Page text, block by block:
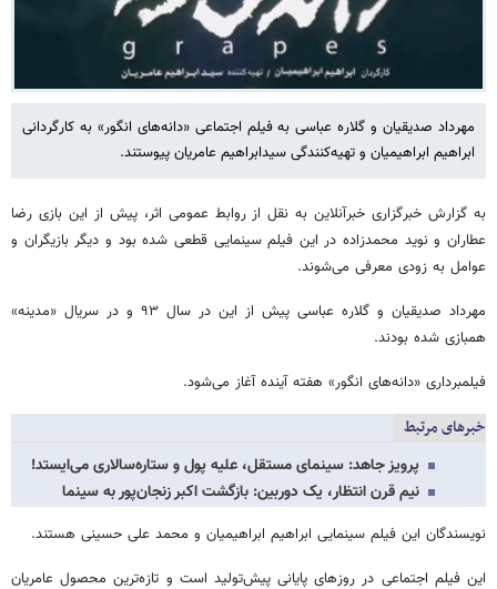
مهرداد صدیقیان و گلاره عباسی به فیلم اجتماعی «دانه‌های انگور» به کارگردانی
ابراهیم ابراهیمیان و تهیه‌کنندگی سیدابراهیم عامریان پیوستند.
به گزارش خبرگزاری خبرآنلاین به نقل از روابط‌ عمومی اثر، پیش از این بازی رضا
عطاران و نوید محمدزاده در این فیلم سینمایی قطعی شده بود و دیگر بازیگران و
عوامل به زودی معرفی می‌شوند.
مهرداد صدیقیان و گلاره عباسی پیش از این در سال ۹۳ و در سریال «مدینه»
همبازی شده بودند.
فیلمبرداری «دانه‌های انگور» هفته آینده آغاز می‌شود.
خبرهای مرتبط
پرویز جاهد: سینمای مستقل، علیه پول و ستاره‌سالاری می‌ایستد!
نیم قرن انتظار، یک دوربین: بازگشت اکبر زنجان‌پور به سینما
نویسندگان این فیلم سینمایی ابراهیم ابراهیمیان و محمد علی حسینی هستند.
این فیلم اجتماعی در روزهای پایانی پیش‌تولید است و تازه‌ترین محصول عامریان